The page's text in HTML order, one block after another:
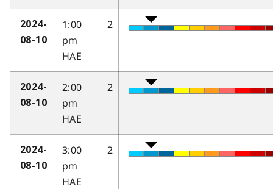
2024-
08-10
1:00
pm
HAE
2
2024-
08-10
2:00
pm
HAE
2
2024-
08-10
3:00
pm
HAE
2